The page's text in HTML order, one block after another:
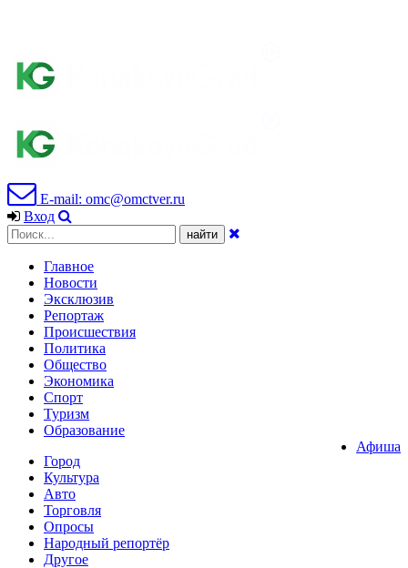
E-mail: omc@omctver.ru
Вход
Главное
Новости
Эксклюзив
Репортаж
Происшествия
Политика
Общество
Экономика
Спорт
Туризм
Образование
Афиша
Город
Культура
Авто
Торговля
Опросы
Народный репортёр
Другое